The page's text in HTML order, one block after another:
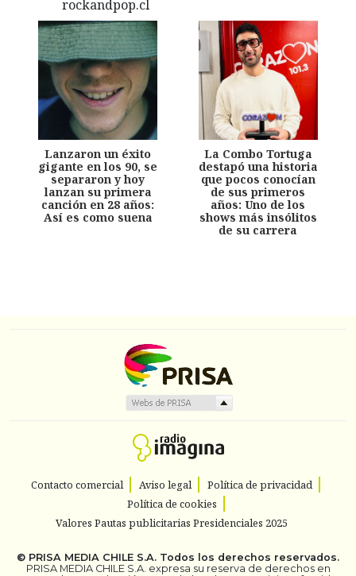
Lanzaron un éxito
gigante en los 90, se
separaron y hoy
lanzan su primera
canción en 28 años:
Así es como suena
La Combo Tortuga
destapó una historia
que pocos conocían
de sus primeros
años: Uno de los
shows más insólitos
de su carrera
Contacto comercial Aviso legal
Política de privacidad
Política de cookies
Valores Pautas publicitarias Presidenciales 2025
© PRISA MEDIA CHILE S.A. Todos los derechos reservados.
PRISA MEDIA CHILE S.A. expresa su reserva de derechos en